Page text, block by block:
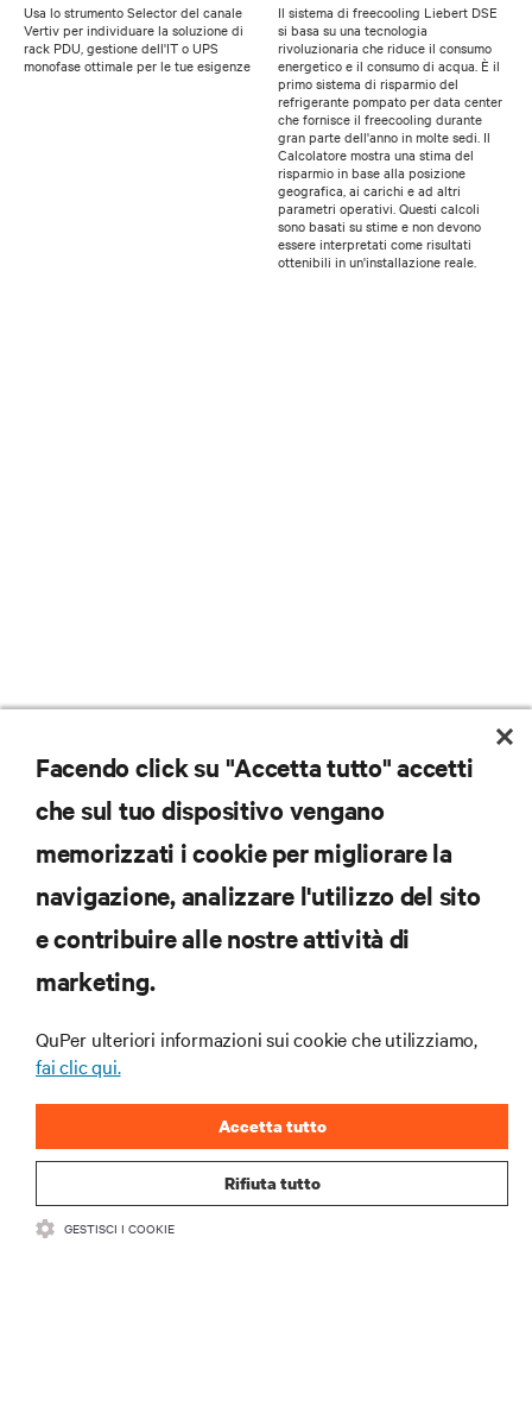
Usa lo strumento Selector del canale
Vertiv per individuare la soluzione di
rack PDU, gestione dell'IT o UPS
monofase ottimale per le tue esigenze
Il sistema di freecooling Liebert DSE
si basa su una tecnologia
rivoluzionaria che riduce il consumo
energetico e il consumo di acqua. È il
primo sistema di risparmio del
refrigerante pompato per data center
che fornisce il freecooling durante
gran parte dell'anno in molte sedi. Il
Calcolatore mostra una stima del
risparmio in base alla posizione
geografica, ai carichi e ad altri
parametri operativi. Questi calcoli
sono basati su stime e non devono
essere interpretati come risultati
ottenibili in un'installazione reale.
Iscriviti per scoprire le ultime tendenze
e gli approfondimenti degli esperti sulla gestione di
data center e infrastrutture.
Facendo click su "Accetta tutto" accetti
che sul tuo dispositivo vengano
memorizzati i cookie per migliorare la
navigazione, analizzare l'utilizzo del sito
e contribuire alle nostre attività di
marketing.
QuPer ulteriori informazioni sui cookie che utilizziamo,
fai clic qui.
Rifiuta tutto
Accetta tutto
GESTISCI I COOKIE